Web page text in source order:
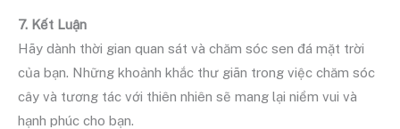
7. Kết Luận
Hãy dành thời gian quan sát và chăm sóc sen đá mặt trời
của bạn. Những khoảnh khắc thư giãn trong việc chăm sóc
cây và tương tác với thiên nhiên sẽ mang lại niềm vui và
hạnh phúc cho bạn.